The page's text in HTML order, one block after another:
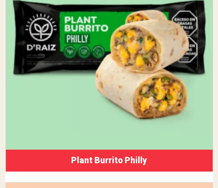
Plant Burrito Philly